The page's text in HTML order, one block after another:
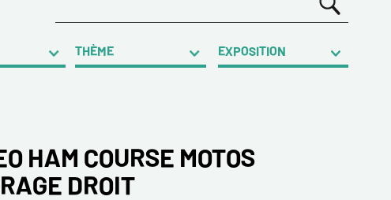
THÈME EXPOSITION
HAM COURSE MOTOS
DROIT